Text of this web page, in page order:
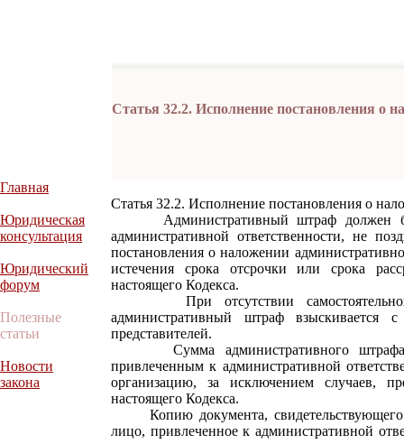
Статья 32.2. Исполнение постановления о
Главная
Юридическая
консультация
Юридический
форум
Полезные
статьи
Новости
закона
Статья 32.2. Исполнение постановления о
Административный штраф должен
административной ответственности, не
постановления о наложении
истечения срока отсрочки или срока
настоящего Кодекса.
При отсутствии самостоятельного
административный штраф
представителей.
Сумма административного штрафа
привлеченным к административной
организацию, за исключением случаев,
настоящего Кодекса.
Копию документа, свидетельствующего
лицо, привлеченное к административной